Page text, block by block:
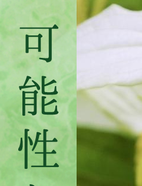
奈
良
県
御
杖
村